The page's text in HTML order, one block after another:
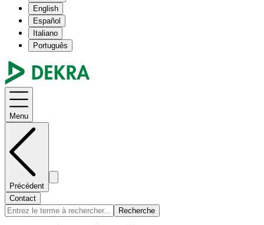
English
Español
Italiano
Português
Menu
Précédent
Contact
Recherche